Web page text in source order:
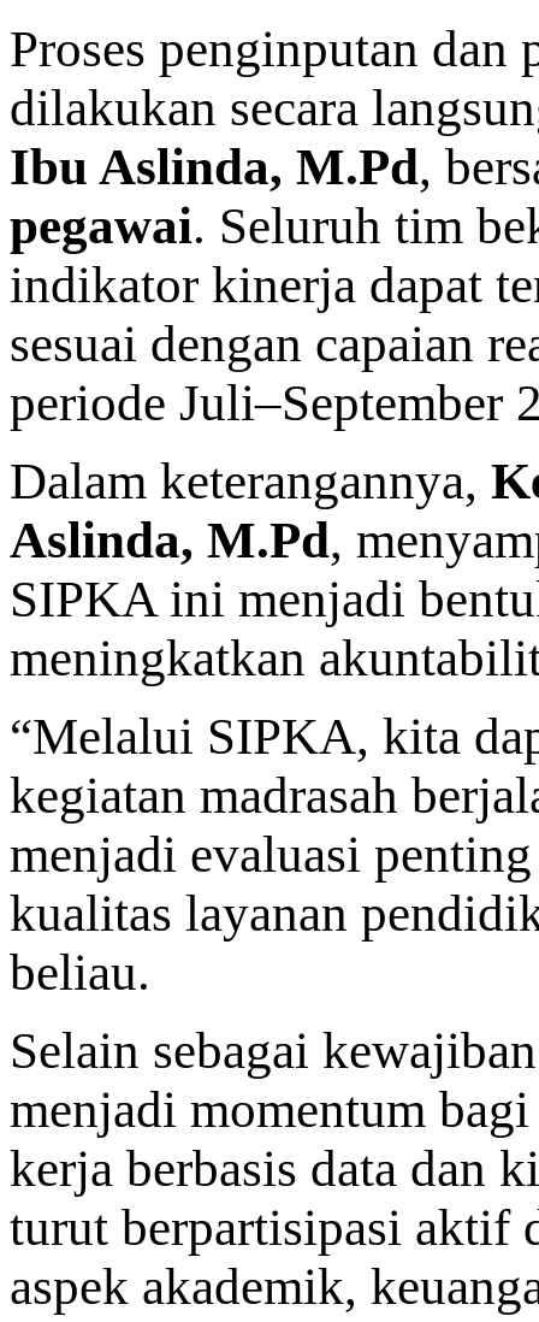
Proses penginputan
dilakukan secara
Ibu Aslinda, M.Pd,
pegawai. Seluruh tim
indikator kinerja dapat
sesuai dengan capaian
periode Juli–September
Dalam keterangannya,
Aslinda, M.Pd,
SIPKA ini menjadi
meningkatkan
“Melalui SIPKA, kita
kegiatan madrasah
menjadi evaluasi
kualitas layanan
beliau.
Selain sebagai
menjadi momentum
kerja berbasis data dan
turut berpartisipasi aktif
aspek akademik,